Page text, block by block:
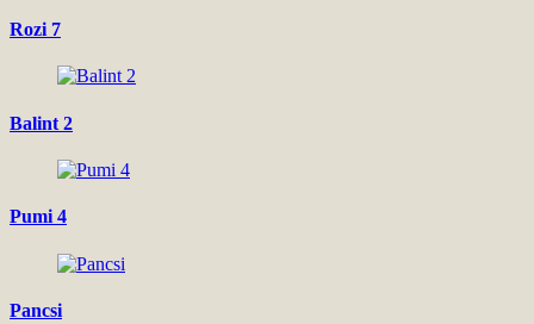
Rozi 7
Balint 2
Pumi 4
Pancsi